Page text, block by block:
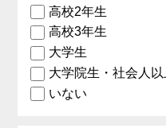
高校2年生
高校3年生
大学生
大学院生・社会人以
いない